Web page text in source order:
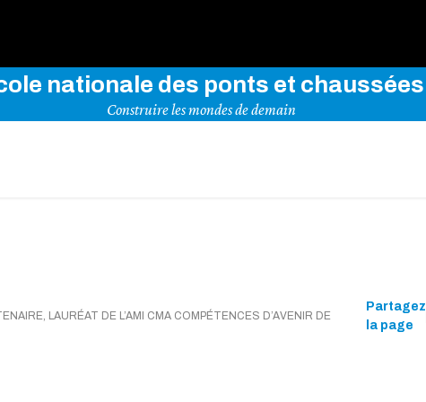
nationale des ponts et chaussées
Construire les mondes de demain
LAURÉAT DE L’AMI CMA COMPÉTENCES D’AVENIR DE
Partagez
la page